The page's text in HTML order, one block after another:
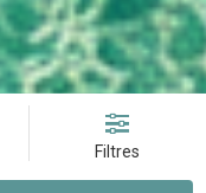
Filtres